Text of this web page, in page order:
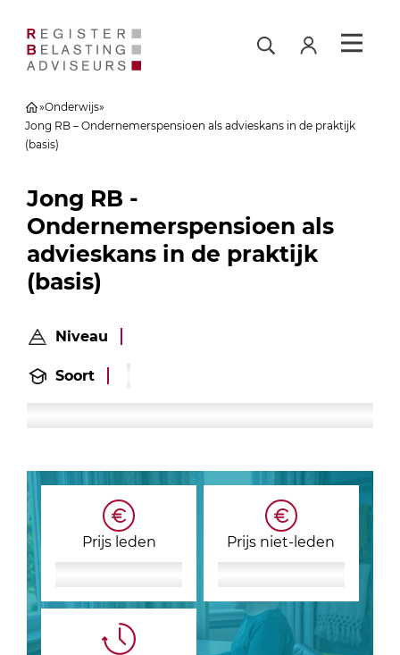
»Onderwijs»
Jong RB – Ondernemerspensioen als advieskans in de praktijk
(basis)
Jong RB -
Ondernemerspensioen als
advieskans in de praktijk
(basis)
Niveau
Soort
Prijs leden Prijs niet-leden